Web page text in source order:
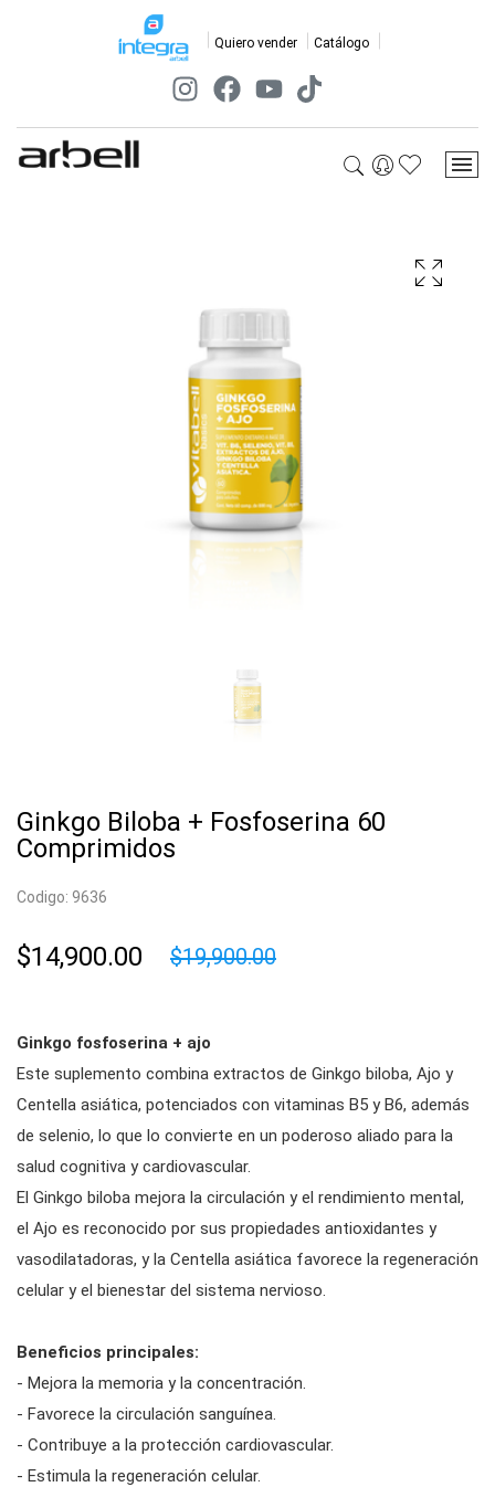
Quiero vender Catálogo
Ginkgo Biloba + Fosfoserina 60
Comprimidos
Codigo: 9636
$14,900.00 $19,900.00
Ginkgo fosfoserina + ajo
Este suplemento combina extractos de Ginkgo biloba, Ajo y
Centella asiática, potenciados con vitaminas B5 y B6, además
de selenio, lo que lo convierte en un poderoso aliado para la
salud cognitiva y cardiovascular.
El Ginkgo biloba mejora la circulación y el rendimiento mental,
el Ajo es reconocido por sus propiedades antioxidantes y
vasodilatadoras, y la Centella asiática favorece la regeneración
celular y el bienestar del sistema nervioso.
Beneficios principales:
- Mejora la memoria y la concentración.
- Favorece la circulación sanguínea.
- Contribuye a la protección cardiovascular.
- Estimula la regeneración celular.